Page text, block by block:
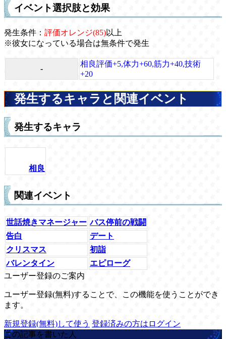
イベント選択肢と効果
発生条件： 評価オレンジ(85)以上
※彼女になっている場合は無条件で発生
-
相良評価+5,体力+60,筋力+40,技術
+20
発生するキャラと関連イベント
発生するキャラ
相良
関連イベント
世話焼きマネージャー バス停前の戦闘
告白
デート
クリスマス
初詣
バレンタイン
エピローグ
ユーザー登録のご案内
ユーザー登録(無料)することで、この機能を使うことができ
ます。
新規登録(無料)して使う 登録済みの方はログイン
この記事を書いた人